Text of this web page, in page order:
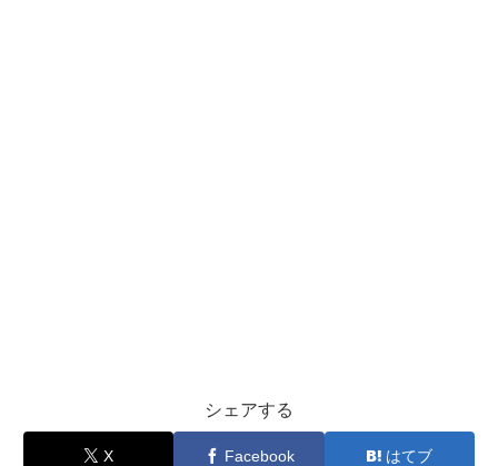
シェアする
X Facebook はてブ